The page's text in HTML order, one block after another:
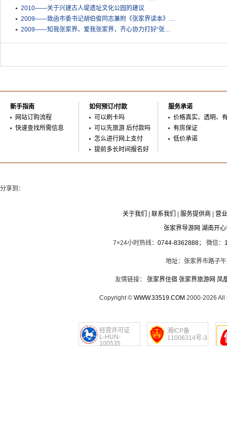
2010——关于兴建古人堤遗址文化公园的建议
2009——致函市委书记胡伯俊同志兼附《张家界读本》…
2009——知我张家界、爱我张家界，齐心协力打好“张…
新手指南
网站订购流程
快速查找所需信息
如何预订/付款
可以刷卡吗
可以先旅游 后付款吗
怎么进行网上支付
提前多长时间报名好
服务承诺
价格真实、透明、
有房保证
低价承诺
分享到：
关于我们 联系我们 服务提供商
营
张家界导游网 湖南开
7×24小时热线： 0744-8362888； 微信：
地址：张家界市路子
友情链接： 张家界住宿 张家界旅游网 凤
Copyright © WWW.33519.COM 2000-2026 All
经营许可证
L-HUN-
100535
湘ICP备
11006314号-3